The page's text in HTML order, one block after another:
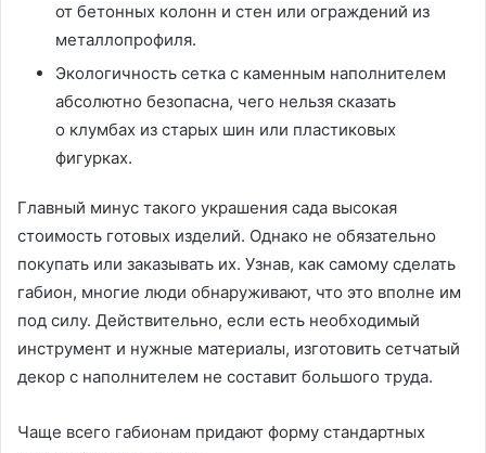
от бетонных колонн и стен или ограждений из
металлопрофиля.
Экологичность сетка с каменным наполнителем
абсолютно безопасна, чего нельзя сказать
о клумбах из старых шин или пластиковых
фигурках.
Главный минус такого украшения сада высокая
стоимость готовых изделий. Однако не обязательно
покупать или заказывать их. Узнав, как самому сделать
габион, многие люди обнаруживают, что это вполне им
под силу. Действительно, если есть необходимый
инструмент и нужные материалы, изготовить сетчатый
декор с наполнителем не составит большого труда.
Чаще всего габионам придают форму стандартных